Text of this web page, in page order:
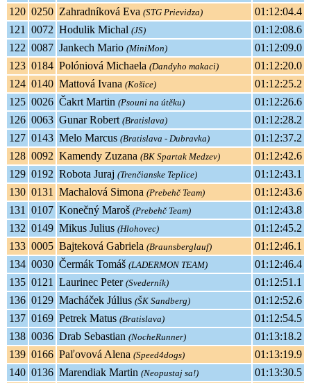
120 0250 Zahradníková Eva (STG Prievidza)
01:12:04.4
121
0072 Hodulik Michal (JS)
01:12:08.6
122 0087 Jankech Mario (MiniMon)
01:12:09.0
123 0184 Polóniová Michaela (Dandyho makaci)
01:12:20.0
124 0140 Mattová Ivana (Košice)
01:12:25.2
125 0026 Čakrt Martin (Psouni na útěku)
01:12:26.6
126 0063 Gunar Robert (Bratislava)
01:12:28.2
127 0143 Melo Marcus (Bratislava - Dubravka)
01:12:37.2
128 0092 Kamendy Zuzana (BK Spartak Medzev)
01:12:42.6
129 0192 Robota Juraj (Trenčianske Teplice)
01:12:43.1
130 0131 Machalová Simona (Prebehč Team)
01:12:43.6
131
0107 Konečný Maroš (Prebehč Team)
01:12:43.8
132 0149 Mikus Julius (Hlohovec)
01:12:45.2
133 0005 Bajteková Gabriela (Braunsberglauf)
01:12:46.1
134 0030 Čermák Tomáš (LADERMON TEAM)
01:12:46.4
135 0121 Laurinec Peter (Svederník)
01:12:51.1
136 0129 Macháček Július (ŠK Sandberg)
01:12:52.6
137 0169 Petrek Matus (Bratislava)
01:12:54.5
138 0036 Drab Sebastian (NocheRunner)
01:13:18.2
139 0166 Paľovová Alena (Speed4dogs)
01:13:19.9
140 0136 Marendiak Martin (Neopustaj sa!)
01:13:30.5